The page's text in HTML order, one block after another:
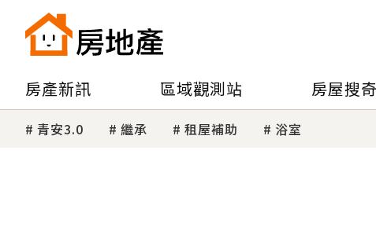
房產新訊 區域觀測站 房屋搜奇
青安3.0 繼承 租屋補助 浴室